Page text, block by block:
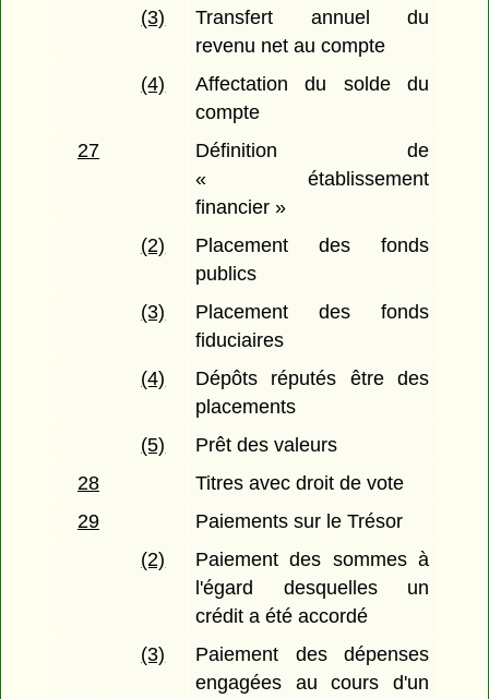
(3)
Transfert annuel du
revenu net au compte
(4)
Affectation du solde du
compte
27
Définition de
« établissement
financier »
(2)
Placement des fonds
publics
(3)
Placement des fonds
fiduciaires
(4)
Dépôts réputés être des
placements
(5)
Prêt des valeurs
28
Titres avec droit de vote
29
Paiements sur le Trésor
(2)
Paiement des sommes à
l'égard desquelles un
crédit a été accordé
(3)
Paiement des dépenses
engagées au cours d'un